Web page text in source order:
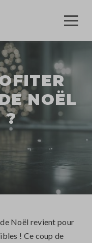
NOËL
?
Noël revient pour
! Ce coup de